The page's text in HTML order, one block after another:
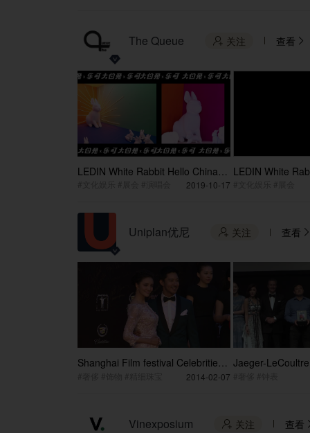
The Queue  关注 查看 
LEDIN White Rabbit Hello China
2019-10-17
LEDIN White
Uniplan优尼  关注 查看 
Shanghai Film festival Celebrities
highlights by Jager LeCoultre2014-02-07
Jaeger-
Vinexposium  关注 查看